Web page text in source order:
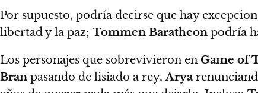
Por supuesto, podría decirse que hay
libertad y la paz; Tommen Baratheon podría
Los personajes que sobrevivieron en Game of
Bran pasando de lisiado a rey,Arya